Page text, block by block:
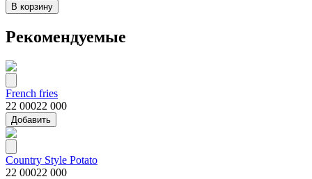
В корзину
Рекомендуемые
French fries
22 00022 000
Добавить
Country Style Potato
22 00022 000